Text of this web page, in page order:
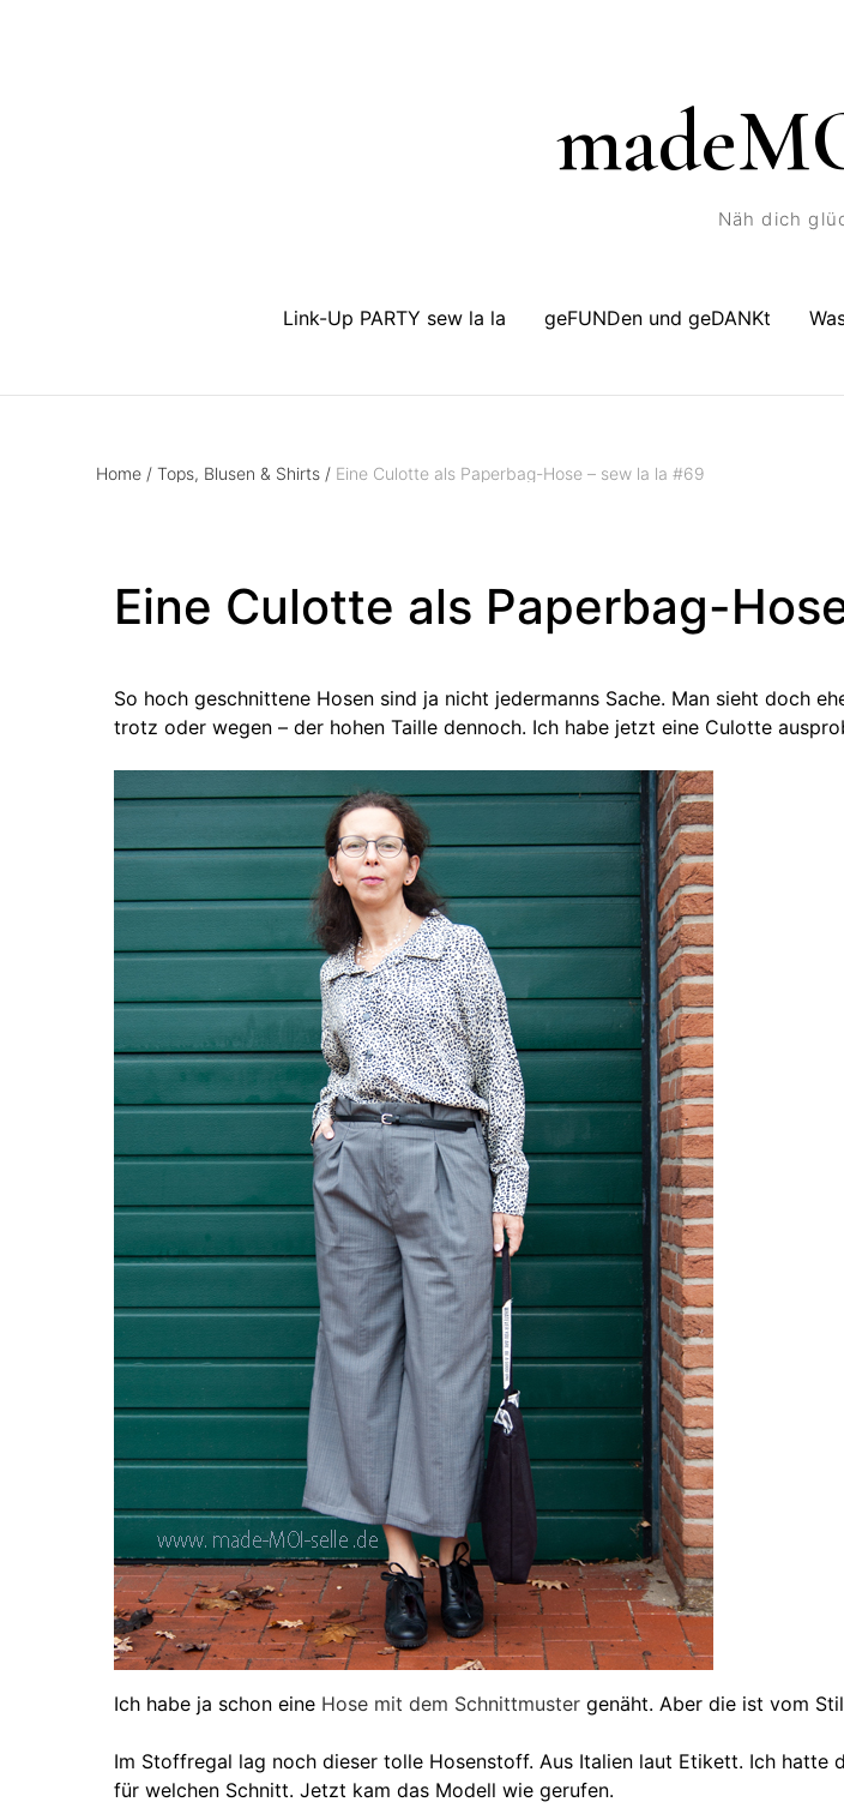
Näh dich
Link-Up PARTY sew la la geFUNDen und geDANKt
Home / Tops, Blusen & Shirts / Eine Culotte als Paperbag-Hose – sew la la #69
Eine Culotte als Paperbag-
So hoch geschnittene Hosen sind ja nicht jedermanns Sache. Man sieht doch
trotz oder wegen – der hohen Taille dennoch. Ich habe jetzt eine Culotte
Ich habe ja schon eine Hose mit dem Schnittmuster genäht. Aber die ist vom
Im Stoffregal lag noch dieser tolle Hosenstoff. Aus Italien laut Etikett. Ich
für welchen Schnitt. Jetzt kam das Modell wie gerufen.